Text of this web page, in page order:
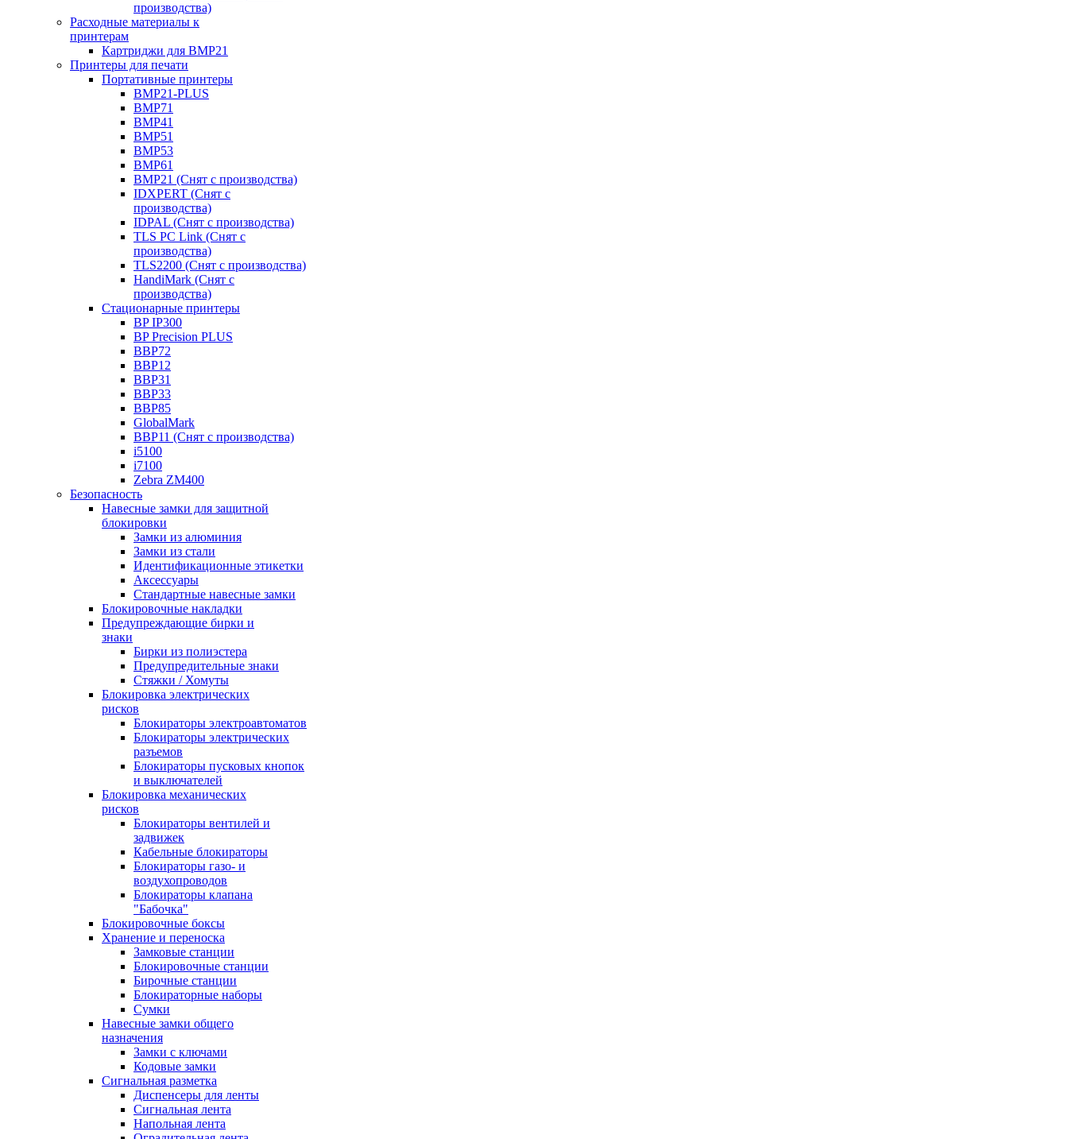
производства)
Расходные материалы к
принтерам
Картриджи для BMP21
Принтеры для печати
Портативные принтеры
BMP21-PLUS
BMP71
BMP41
BMP51
BMP53
BMP61
BMP21 (Снят с производства)
IDXPERT (Снят с
производства)
IDPAL (Снят с производства)
TLS PC Link (Снят с
производства)
TLS2200 (Снят с производства)
HandiMark (Снят с
производства)
Стационарные принтеры
BP IP300
BP Precision PLUS
BBP72
BBP12
BBP31
BBP33
BBP85
GlobalMark
BBP11 (Снят с производства)
i5100
i7100
Zebra ZM400
Безопасность
Навесные замки для защитной
блокировки
Замки из алюминия
Замки из стали
Идентификационные этикетки
Аксессуары
Стандартные навесные замки
Блокировочные накладки
Предупреждающие бирки и
знаки
Бирки из полиэстера
Предупредительные знаки
Стяжки / Хомуты
Блокировка электрических
рисков
Блокираторы электроавтоматов
Блокираторы электрических
разъемов
Блокираторы пусковых кнопок
и выключателей
Блокировка механических
рисков
Блокираторы вентилей и
задвижек
Кабельные блокираторы
Блокираторы газо- и
воздухопроводов
Блокираторы клапана
"Бабочка"
Блокировочные боксы
Хранение и переноска
Замковые станции
Блокировочные станции
Бирочные станции
Блокираторные наборы
Сумки
Навесные замки общего
назначения
Замки с ключами
Кодовые замки
Сигнальная разметка
Диспенсеры для ленты
Сигнальная лента
Напольная лента